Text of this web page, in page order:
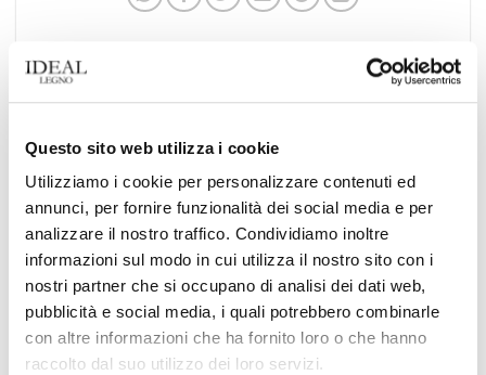
Questo sito web utilizza i cookie
Utilizziamo i cookie per personalizzare contenuti ed
annunci, per fornire funzionalità dei social media e per
analizzare il nostro traffico. Condividiamo inoltre
informazioni sul modo in cui utilizza il nostro sito con i
nostri partner che si occupano di analisi dei dati web,
pubblicità e social media, i quali potrebbero combinarle
con altre informazioni che ha fornito loro o che hanno
raccolto dal suo utilizzo dei loro servizi.
Questo elemento è stato inserito in . Aggiungilo aisegnalibri.
IDEAL LEGNO
Minimalismo con carattere: il
progetto living che valorizza il
parquet Life H2O
50 anni di Ideal Legno: una
serata per celebrare le nostre
radici e guardare al futuro